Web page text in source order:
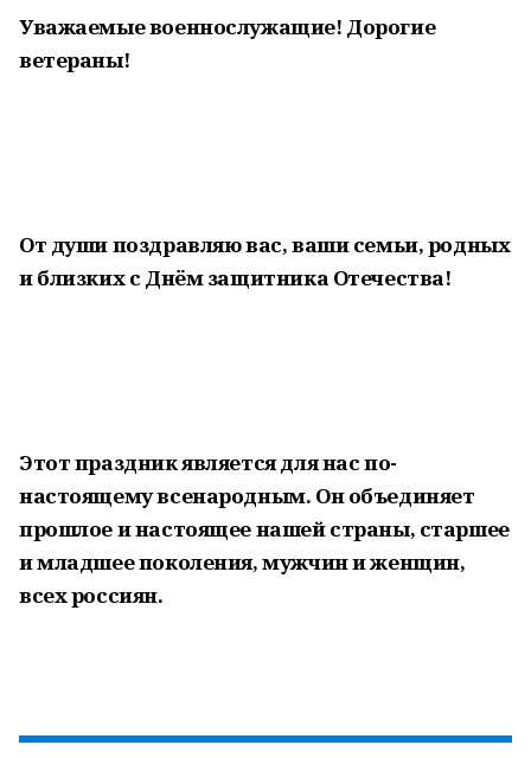
Уважаемые военнослужащие! Дорогие
ветераны!
От души поздравляю вас, ваши семьи, родных
и близких с Днём защитника Отечества!
Этот праздник является для нас по-
настоящему всенародным. Он объединяет
прошлое и настоящее нашей страны, старшее
и младшее поколения, мужчин и женщин,
всех россиян.